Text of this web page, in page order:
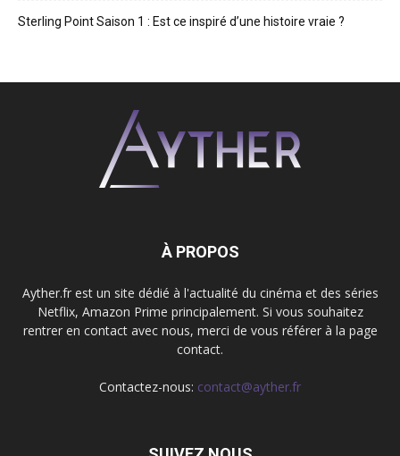
Sterling Point Saison 1 : Est ce inspiré d’une histoire vraie ?
À PROPOS
Ayther.fr est un site dédié à l'actualité du cinéma et des séries
Netflix, Amazon Prime principalement. Si vous souhaitez
rentrer en contact avec nous, merci de vous référer à la page
contact.
Contactez-nous: contact@ayther.fr